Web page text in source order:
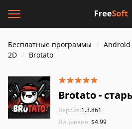
Бесплатные программы Android
2D
Brotato
Brotato -
Версия:1.3.861
Лицензия: $4.99